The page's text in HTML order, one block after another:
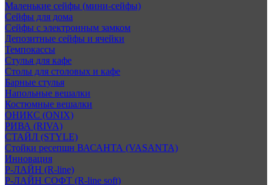
Маленькие сейфы (мини-сейфы)
Сейфы для дома
Сейфы с электронным замком
Депозитные сейфы и ячейки
Темпокассы
Стулья для кафе
Столы для столовых и кафе
Барные стулья
Напольные вешалки
Костюмные вешалки
ОНИКС (ONIX)
РИВА (RIVA)
СТАЙЛ (STYLE)
Стойки ресепшн ВАСАНТА (VASANTA)
Инновация
Р-ЛАЙН (R-line)
Р-ЛАЙН СОФТ (R-line soft)